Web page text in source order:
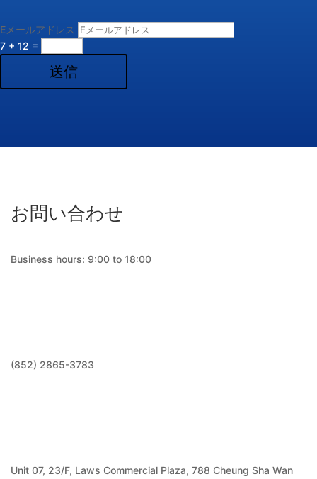
Eメールアドレス
7 + 12 =
送信
お問い合わせ
Business hours: 9:00 to 18:00
(852) 2865-3783
Unit 07, 23/F, Laws Commercial Plaza, 788 Cheung Sha Wan